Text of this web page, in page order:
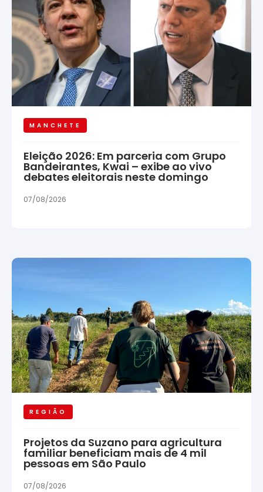
MANCHETE
Eleição 2026: Em parceria com Grupo
Bandeirantes, Kwai – exibe ao vivo
debates eleitorais neste domingo
07/08/2026
REGIÃO
Projetos da Suzano para agricultura
familiar beneficiam mais de 4 mil
pessoas em São Paulo
07/08/2026